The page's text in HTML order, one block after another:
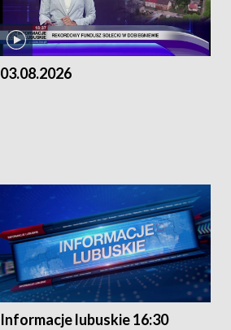
03.08.2026
Informacje lubuskie 16:30